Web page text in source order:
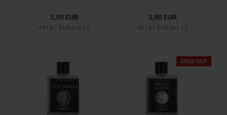
5,90 EUR
491,67 EUR pro 1 L
5,90 EUR
491,67 EUR pro 1 L
SOLD OUT